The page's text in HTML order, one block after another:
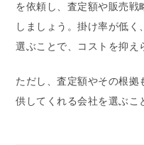
を依頼し、査定額や販売戦
しましょう。掛け率が低
選ぶことで、コストを抑え
ただし、査定額やその根拠
供してくれる会社を選ぶこ